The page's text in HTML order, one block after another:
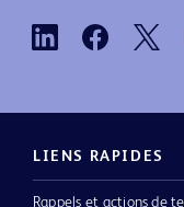
LIENS RAPIDES
Rappels et actions de